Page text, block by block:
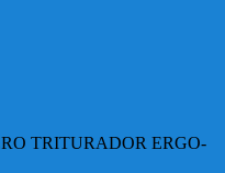
TRITURADOR ERGO-